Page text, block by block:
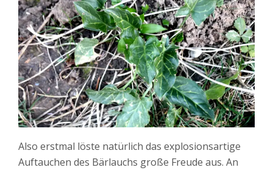
Also erstmal löste natürlich das explosionsartige
Auftauchen des Bärlauchs große Freude aus. An